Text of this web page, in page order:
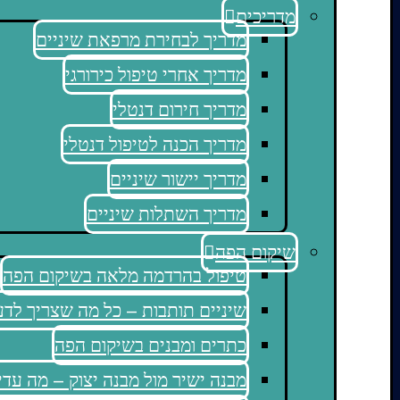
מדריכים
מדריך לבחירת מרפאת שיניים
מדריך אחרי טיפול כירורגי
מדריך חירום דנטלי
מדריך הכנה לטיפול דנטלי
מדריך יישור שיניים
מדריך השתלות שיניים
שיקום הפה
טיפול בהרדמה מלאה בשיקום הפה
שיניים תותבות – כל מה שצריך
כתרים ומבנים בשיקום הפה
מבנה ישיר מול מבנה יצוק – מה